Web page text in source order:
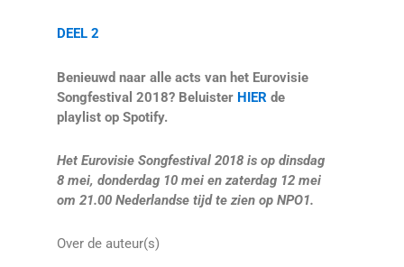
DEEL 2
Benieuwd naar alle acts van het Eurovisie
Songfestival 2018? Beluister HIERde
playlist op Spotify.
Het Eurovisie Songfestival 2018 is op dinsdag
8 mei, donderdag 10 mei en zaterdag 12 mei
om 21.00 Nederlandse tijd te zien op NPO1.
Over de auteur(s)